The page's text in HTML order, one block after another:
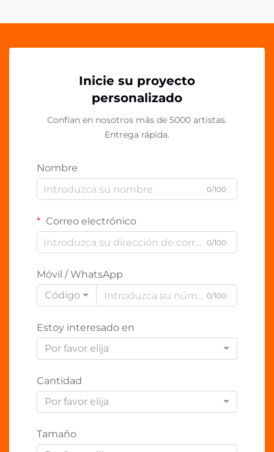
Inicie su proyecto
personalizado
Confían en nosotros más de 5000 artistas.
Entrega rápida.
Nombre
0/100
Correo electrónico
0/100
Móvil / WhatsApp
Código
0/100
Estoy interesado en
Por favor elija
Cantidad
Por favor elija
Tamaño